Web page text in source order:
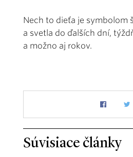
Nech to dieťa je symbolom
a svetla do ďalších dní,
a možno aj rokov.
Súvisiace články